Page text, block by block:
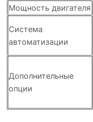
Мощность двигателя
Система
автоматизации
Дополнительные
опции